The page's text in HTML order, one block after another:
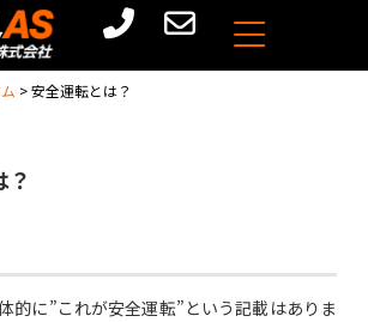
>安全運転とは？
？
的に”これが安全運転”という記載はありま